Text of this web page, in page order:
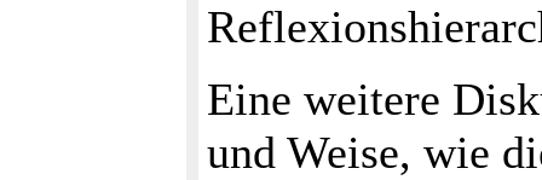
Eine weitere
und Weise, wie